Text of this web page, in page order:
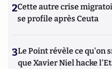
2Cette autre crise
se profile après Ceuta
3Le Point révèle ce qu'on
que Xavier Niel hacke